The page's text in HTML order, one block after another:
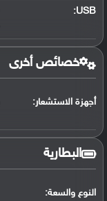
USB
:
خصائص أخرى
أجهزة الاستشعار:
البطارية
النوع والسعة: